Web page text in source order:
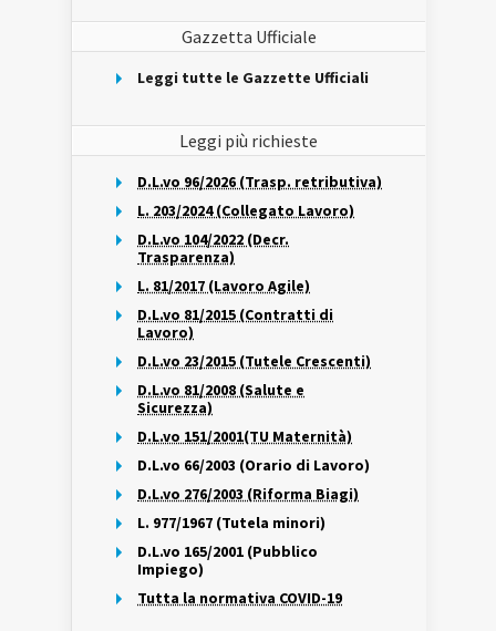
Gazzetta Ufficiale
Leggi tutte le Gazzette Ufficiali
Leggi più richieste
D.L.vo 96/2026 (Trasp. retributiva)
L. 203/2024 (Collegato Lavoro)
D.L.vo 104/2022 (Decr.
Trasparenza)
L. 81/2017 (Lavoro Agile)
D.L.vo 81/2015 (Contratti di
Lavoro)
D.L.vo 23/2015 (Tutele Crescenti)
D.L.vo 81/2008 (Salute e
Sicurezza)
D.L.vo 151/2001(TU Maternità)
D.L.vo 66/2003 (Orario di Lavoro)
D.L.vo 276/2003 (Riforma Biagi)
L. 977/1967 (Tutela minori)
D.L.vo 165/2001 (Pubblico
Impiego)
Tutta la normativa COVID-19